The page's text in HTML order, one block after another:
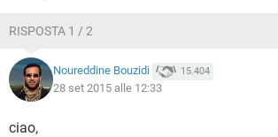
RISPOSTA 1 / 2
Noureddine Bouzidi 15.404
28 set 2015 alle 12:33
ciao,